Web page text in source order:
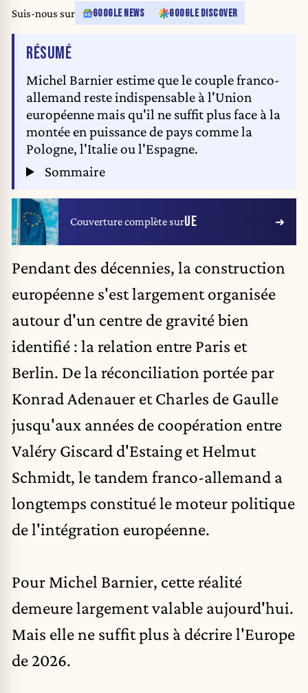
Suis-nous sur GOOGLE NEWS GOOGLE DISCOVER
RÉSUMÉDE L'ARTICLE
Michel Barnier estime que le couple franco-
allemand reste indispensable à l'Union
européenne mais qu'il ne suffit plus face à la
montée en puissance de pays comme la
Pologne, l'Italie ou l'Espagne.
Sommaire
Couverture complète surUE
Pendant des décennies, la construction
européenne s'est largement organisée
autour d'un centre de gravité bien
identifié : la relation entre Paris et
Berlin. De la réconciliation portée par
Konrad Adenauer etCharles de Gaulle
jusqu'aux années de coopération entre
Valéry Giscard d'Estaing et Helmut
Schmidt, le tandem franco-allemand a
longtemps constitué le moteur politique
de l'intégration européenne.
Pour Michel Barnier, cette réalité
demeure largement valable aujourd'hui.
Mais elle ne suffit plus à décrire l'Europe
de 2026.